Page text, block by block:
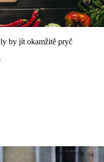
by jít okamžitě pryč